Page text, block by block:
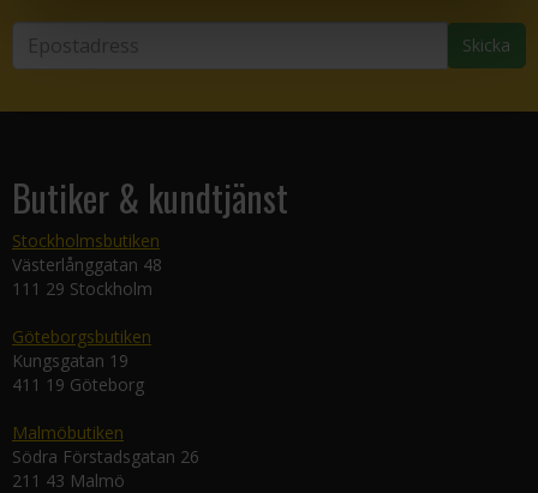
Skicka
Butiker & kundtjänst
Stockholmsbutiken
Västerlånggatan 48
111 29 Stockholm
Göteborgsbutiken
Kungsgatan 19
411 19 Göteborg
Malmöbutiken
Södra Förstadsgatan 26
211 43 Malmö